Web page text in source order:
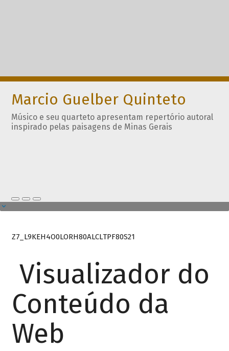
Marcio Guelber Quinteto
Músico e seu quarteto apresentam repertório autoral
inspirado pelas paisagens de Minas Gerais
Z7_L9KEH4O0LORH80ALCLTPF80S21
Visualizador do
Conteúdo da
Web